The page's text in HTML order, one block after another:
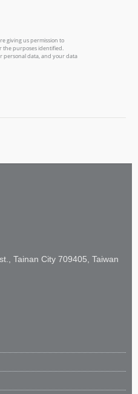
Tainan City 709405, Taiwan